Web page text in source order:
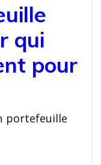
qui
pour
portefeuille